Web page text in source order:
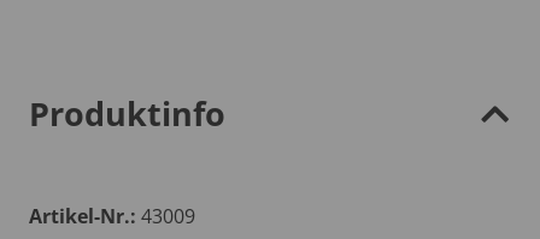
Produktinfo
Artikel-Nr.: 43009